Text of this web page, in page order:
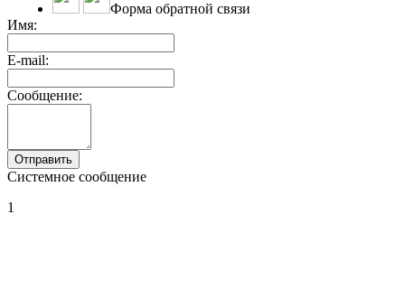
Форма обратной связи
Имя:
E-mail:
Сообщение:
Системное сообщение
1